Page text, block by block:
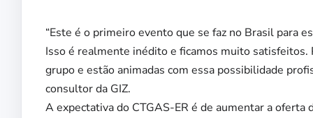
“Este é o primeiro evento que se faz no Brasil para
Isso é realmente inédito e ficamos muito
grupo e estão animadas com essa possibilidade
consultor da GIZ.
A expectativa do CTGAS-ER é de aumentar a